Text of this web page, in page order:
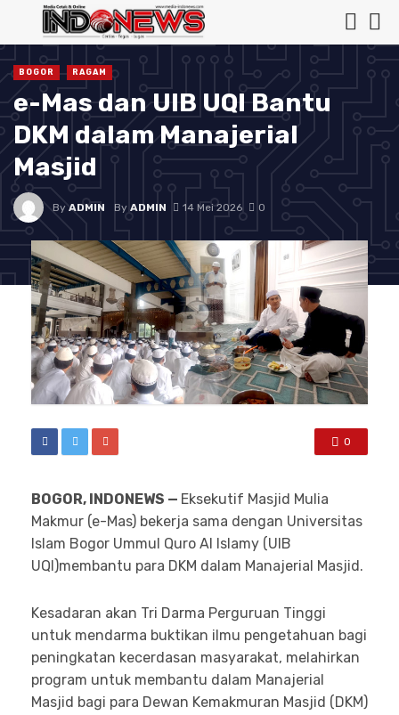
BOGOR RAGAM
e-Mas dan UIB UQI Bantu
DKM dalam Manajerial
Masjid
ByADMIN ByADMIN 14 Mei 2026 0
0
BOGOR, INDONEWS — Eksekutif Masjid Mulia
Makmur (e-Mas) bekerja sama dengan Universitas
Islam Bogor Ummul Quro Al Islamy (UIB
UQI)membantu para DKM dalam Manajerial Masjid.
Kesadaran akan Tri Darma Perguruan Tinggi
untuk mendarma buktikan ilmu pengetahuan bagi
peningkatan kecerdasan masyarakat, melahirkan
program untuk membantu dalam Manajerial
Masjid bagi para Dewan Kemakmuran Masjid (DKM)